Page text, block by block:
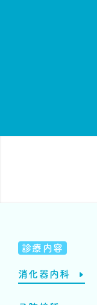
診療内容
消化器内科